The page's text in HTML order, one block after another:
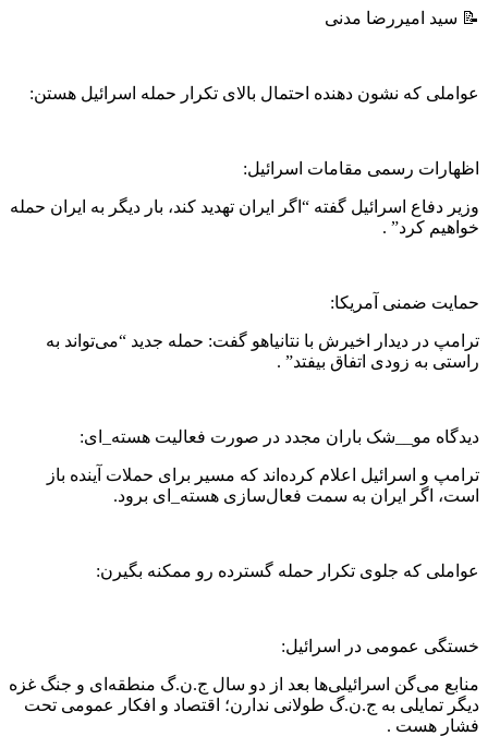
📝 سید امیررضا مدنی
عواملی که نشون دهنده احتمال بالای تکرار حمله اسرائیل هستن:
اظهارات رسمی مقامات اسرائیل:
وزیر دفاع اسرائیل گفته “اگر ایران تهدید کند، بار دیگر به ایران حمله
خواهیم کرد” .
حمایت ضمنی آمریکا:
ترامپ در دیدار اخیرش با نتانیاهو گفت: حمله جدید “می‌تواند به‌
راستی به‌ زودی اتفاق بیفتد” .
دیدگاه مو__شک‌ باران مجدد در صورت فعالیت هسته‌_ای:
ترامپ و اسرائیل اعلام کرده‌اند که مسیر برای حملات آینده باز
است، اگر ایران به سمت فعال‌سازی هسته‌_ای برود.
عواملی که جلوی تکرار حمله گسترده رو ممکنه بگیرن:
خستگی عمومی در اسرائیل:
منابع می‌گن اسرائیلی‌ها بعد از دو سال ج.ن.گ منطقه‌ای و جنگ غزه
دیگر تمایلی به ج.ن.گ طولانی ندارن؛ اقتصاد و افکار عمومی تحت
فشار هست .